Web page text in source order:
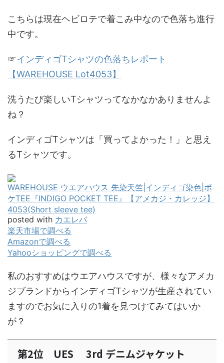
こちらは現在ヘビロテで着こみ中なので色落ち進行
中です。
☞インディゴTシャツの色落ちレポート
【WAREHOUSE Lot4053】
洗うたび楽しいTシャツってなかなかありませんよ
ね？
インディゴTシャツは「買ってよかった！」と思え
るTシャツです。
WAREHOUSE ウエアハウス 先染天竺|インディゴ染色|ポ
ケTEE『INDIGO POCKET TEE』【アメカジ・カレッジ】
4053(Short sleeve tee)
posted with カエレバ
楽天市場で調べる
Amazonで調べる
Yahooショッピングで調べる
私のおすすめはウエアハウスですが、様々なアメカ
ジブランドからインディゴTシャツが生産されてい
ますのでお気に入りの1着を見つけてみてはいか
が？
第2位 UES 3rd デニムジャケット